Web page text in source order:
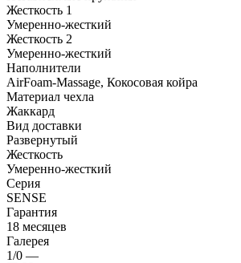
Жесткость 1
Умеренно-жесткий
Жесткость 2
Умеренно-жесткий
Наполнители
AirFoam-Massage, Кокосовая койра
Материал чехла
Жаккард
Вид доставки
Развернутый
Жесткость
Умеренно-жесткий
Серия
SENSE
Гарантия
18 месяцев
Галерея
1/0 —